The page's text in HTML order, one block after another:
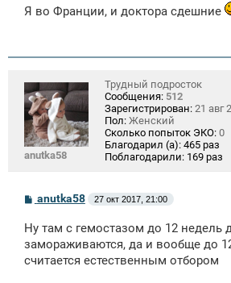
б
и
Я во Франции, и доктора сдешние
anutka58
Трудный подросток
Сообщения: 512
Зарегистрирован: 21 авг
Пол: Женский
Сколько попыток ЭКО: 0
Благодарил (а): 465 раз
Поблагодарили: 169 раз
С
о
б
щ
н
anutka58 27 окт 2017, 21:00
Ну там с гемостазом до 12 недель
замораживаются, да и вообще до
считается естественным отбором